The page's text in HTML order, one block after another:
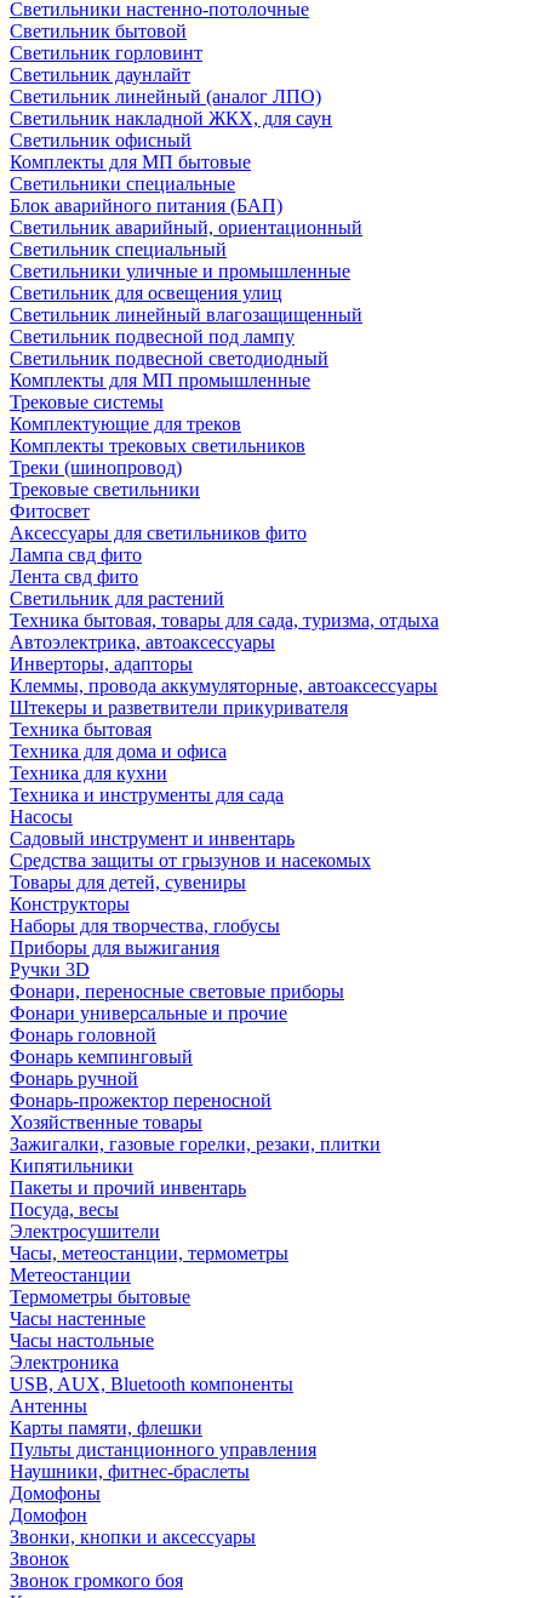
Светильники настенно-потолочные
Светильник бытовой
Светильник горловинт
Светильник даунлайт
Светильник линейный (аналог ЛПО)
Светильник накладной ЖКХ, для саун
Светильник офисный
Комплекты для МП бытовые
Светильники специальные
Блок аварийного питания (БАП)
Светильник аварийный, ориентационный
Светильник специальный
Светильники уличные и промышленные
Светильник для освещения улиц
Светильник линейный влагозащищенный
Светильник подвесной под лампу
Светильник подвесной светодиодный
Комплекты для МП промышленные
Трековые системы
Комплектующие для треков
Комплекты трековых светильников
Треки (шинопровод)
Трековые светильники
Фитосвет
Аксессуары для светильников фито
Лампа свд фито
Лента свд фито
Светильник для растений
Техника бытовая, товары для сада, туризма, отдыха
Автоэлектрика, автоаксессуары
Инверторы, адапторы
Клеммы, провода аккумуляторные, автоаксессуары
Штекеры и разветвители прикуривателя
Техника бытовая
Техника для дома и офиса
Техника для кухни
Техника и инструменты для сада
Насосы
Садовый инструмент и инвентарь
Средства защиты от грызунов и насекомых
Товары для детей, сувениры
Конструкторы
Наборы для творчества, глобусы
Приборы для выжигания
Ручки 3D
Фонари, переносные световые приборы
Фонари универсальные и прочие
Фонарь головной
Фонарь кемпинговый
Фонарь ручной
Фонарь-прожектор переносной
Хозяйственные товары
Зажигалки, газовые горелки, резаки, плитки
Кипятильники
Пакеты и прочий инвентарь
Посуда, весы
Электросушители
Часы, метеостанции, термометры
Метеостанции
Термометры бытовые
Часы настенные
Часы настольные
Электроника
USB, AUX, Bluetooth компоненты
Антенны
Карты памяти, флешки
Пульты дистанционного управления
Наушники, фитнес-браслеты
Домофоны
Домофон
Звонки, кнопки и аксессуары
Звонок
Звонок громкого боя